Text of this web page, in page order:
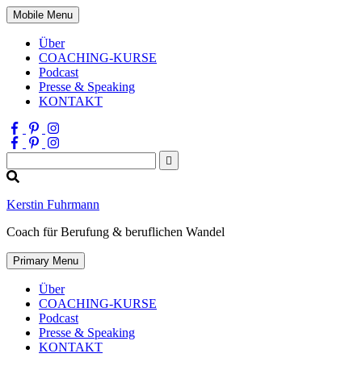
Mobile Menu
Über
COACHING-KURSE
Podcast
Presse & Speaking
KONTAKT
Suchen
nach:
Kerstin Fuhrmann
Coach für Berufung & beruflichen Wandel
Primary Menu
Über
COACHING-KURSE
Podcast
Presse & Speaking
KONTAKT